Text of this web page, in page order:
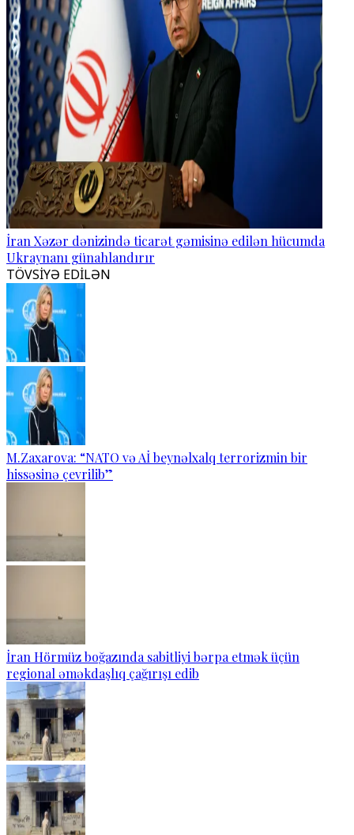
İran Xəzər dənizində ticarət gəmisinə edilən hücumda
Ukraynanı günahlandırır
TÖVSİYƏ EDİLƏN
M.Zaxarova: “NATO və Aİ beynəlxalq terrorizmin bir
hissəsinə çevrilib”
İran Hörmüz boğazında sabitliyi bərpa etmək üçün
regional əməkdaşlıq çağırışı edib